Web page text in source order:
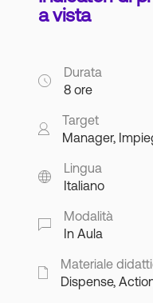
a vista
Durata
8 ore
Target
Manager,
Lingua
Italiano
Modalità
In Aula
Materiale
Dispense,